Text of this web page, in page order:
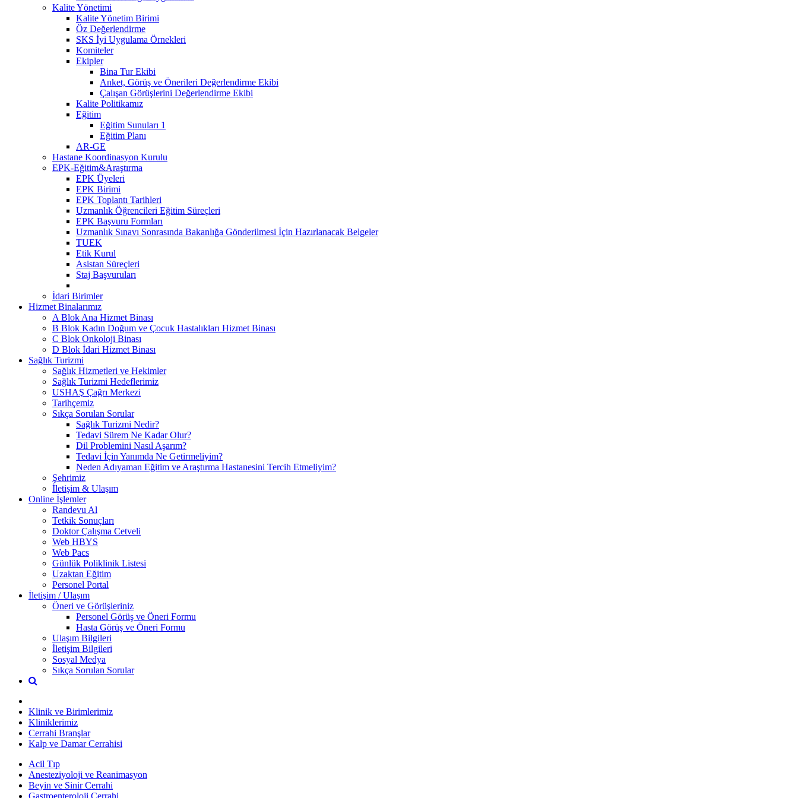
Kalite Yönetimi
Kalite Yönetim Birimi
Öz Değerlendirme
SKS İyi Uygulama Örnekleri
Komiteler
Ekipler
Bina Tur Ekibi
Anket, Görüş ve Önerileri Değerlendirme Ekibi
Çalışan Görüşlerini Değerlendirme Ekibi
Kalite Politikamız
Eğitim
Eğitim Sunuları 1
Eğitim Planı
AR-GE
Hastane Koordinasyon Kurulu
EPK-Eğitim&Araştırma
EPK Üyeleri
EPK Birimi
EPK Toplantı Tarihleri
Uzmanlık Öğrencileri Eğitim Süreçleri
EPK Başvuru Formları
Uzmanlık Sınavı Sonrasında Bakanlığa Gönderilmesi İçin Hazırlanacak Belgeler
TUEK
Etik Kurul
Asistan Süreçleri
Staj Başvuruları
İdari Birimler
Hizmet Binalarımız
A Blok Ana Hizmet Binası
B Blok Kadın Doğum ve Çocuk Hastalıkları Hizmet Binası
C Blok Onkoloji Binası
D Blok İdari Hizmet Binası
Sağlık Turizmi
Sağlık Hizmetleri ve Hekimler
Sağlık Turizmi Hedeflerimiz
USHAŞ Çağrı Merkezi
Tarihçemiz
Sıkça Sorulan Sorular
Sağlık Turizmi Nedir?
Tedavi Sürem Ne Kadar Olur?
Dil Problemini Nasıl Aşarım?
Tedavi İçin Yanımda Ne Getirmeliyim?
Neden Adıyaman Eğitim ve Araştırma Hastanesini Tercih Etmeliyim?
Şehrimiz
İletişim & Ulaşım
Online İşlemler
Randevu Al
Tetkik Sonuçları
Doktor Çalışma Cetveli
Web HBYS
Web Pacs
Günlük Poliklinik Listesi
Uzaktan Eğitim
Personel Portal
İletişim / Ulaşım
Öneri ve Görüşleriniz
Personel Görüş ve Öneri Formu
Hasta Görüş ve Öneri Formu
Ulaşım Bilgileri
İletişim Bilgileri
Sosyal Medya
Sıkça Sorulan Sorular
Klinik ve Birimlerimiz
Kliniklerimiz
Cerrahi Branşlar
Kalp ve Damar Cerrahisi
Acil Tıp
Anesteziyoloji ve Reanimasyon
Beyin ve Sinir Cerrahi
Gastroenteroloji Cerrahi